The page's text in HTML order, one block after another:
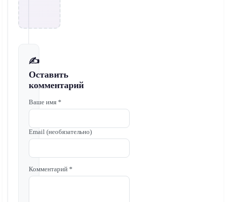
✍️
Оставить
комментарий
Ваше имя *
Email (необязательно)
Комментарий *